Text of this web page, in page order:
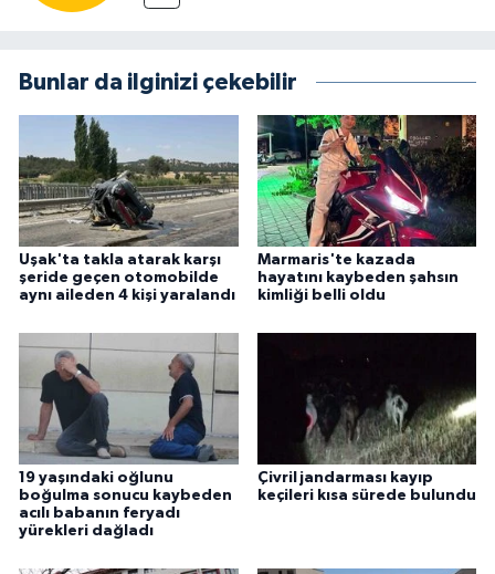
Bunlar da ilginizi çekebilir
Uşak'ta takla atarak karşı
şeride geçen otomobilde
aynı aileden 4 kişi yaralandı
Marmaris'te kazada
hayatını kaybeden şahsın
kimliği belli oldu
19 yaşındaki oğlunu
boğulma sonucu kaybeden
acılı babanın feryadı
yürekleri dağladı
Çivril jandarması kayıp
keçileri kısa sürede bulundu